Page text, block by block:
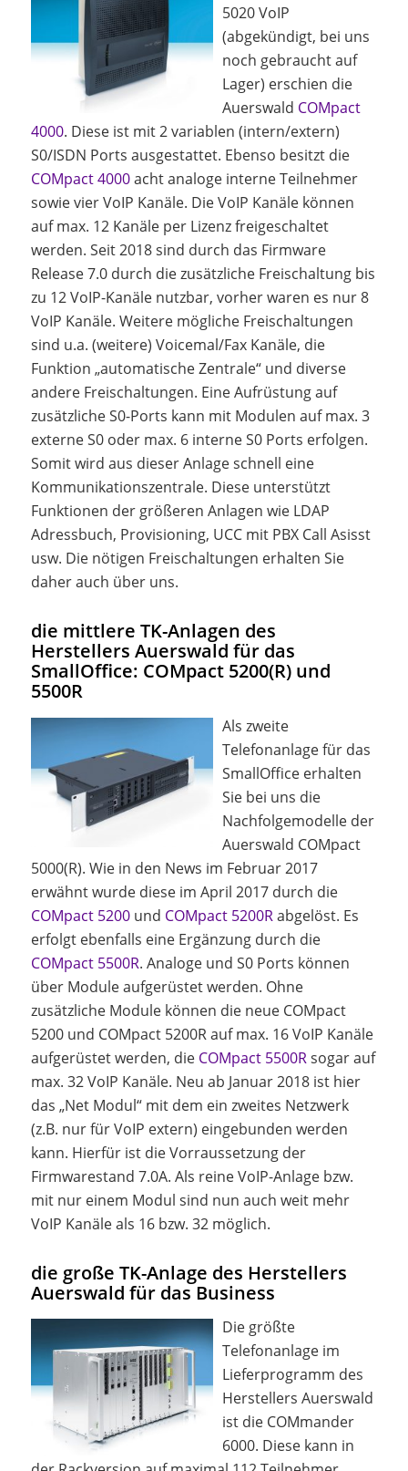
5020 VoIP
(abgekündigt, bei uns
noch gebraucht auf
Lager) erschien die
Auerswald COMpact
4000. Diese ist mit 2 variablen (intern/extern)
S0/ISDN Ports ausgestattet. Ebenso besitzt die
COMpact 4000acht analoge interne Teilnehmer
sowie vier VoIP Kanäle. Die VoIP Kanäle können
auf max. 12 Kanäle per Lizenz freigeschaltet
werden. Seit 2018 sind durch das Firmware
Release 7.0 durch die zusätzliche Freischaltung bis
zu 12 VoIP-Kanäle nutzbar, vorher waren es nur 8
VoIP Kanäle. Weitere mögliche Freischaltungen
sind u.a. (weitere) Voicemal/Fax Kanäle, die
Funktion „automatische Zentrale“ und diverse
andere Freischaltungen. Eine Aufrüstung auf
zusätzliche S0-Ports kann mit Modulen auf max. 3
externe S0 oder max. 6 interne S0 Ports erfolgen.
Somit wird aus dieser Anlage schnell eine
Kommunikationszentrale. Diese unterstützt
Funktionen der größeren Anlagen wie LDAP
Adressbuch, Provisioning, UCC mit PBX Call Asisst
usw. Die nötigen Freischaltungen erhalten Sie
daher auch über uns.
die mittlere TK-Anlagen des
Herstellers Auerswald für das
SmallOffice: COMpact 5200(R) und
5500R
Als zweite
Telefonanlage für das
SmallOffice erhalten
Sie bei uns die
Nachfolgemodelle der
Auerswald COMpact
5000(R). Wie in den News im Februar 2017
erwähnt wurde diese im April 2017 durch die
COMpact 5200und COMpact 5200Rabgelöst. Es
erfolgt ebenfalls eine Ergänzung durch die
COMpact 5500R. Analoge und S0 Ports können
über Module aufgerüstet werden. Ohne
zusätzliche Module können die neue COMpact
5200 und COMpact 5200R auf max. 16 VoIP Kanäle
aufgerüstet werden, die COMpact 5500Rsogar auf
max. 32 VoIP Kanäle. Neu ab Januar 2018 ist hier
das „Net Modul“ mit dem ein zweites Netzwerk
(z.B. nur für VoIP extern) eingebunden werden
kann. Hierfür ist die Vorraussetzung der
Firmwarestand 7.0A. Als reine VoIP-Anlage bzw.
mit nur einem Modul sind nun auch weit mehr
VoIP Kanäle als 16 bzw. 32 möglich.
die große TK-Anlage des Herstellers
Auerswald für das Business
Die größte
Telefonanlage im
Lieferprogramm des
Herstellers Auerswald
ist die COMmander
6000. Diese kann in